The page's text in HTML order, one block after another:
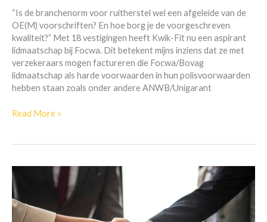
“Is de branchenorm voor ruitherstel wel een afgeleide van de
OE(M) voorschriften? En hoe borg je de voorgeschreven
kwaliteit?” Met 18 vestigingen heeft Kwik-Fit nu een aspirant
lidmaatschap bij Focwa. Dit betekent mijns inziens dat ze met
verzekeraars mogen factureren die Focwa/Bovag
lidmaatschap als harde voorwaarden in hun polisvoorwaarden
hebben staan zoals onder andere ANWB/Unigarant
Read More »